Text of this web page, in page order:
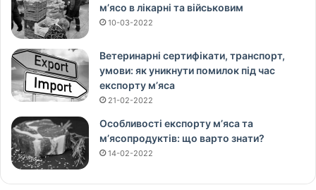
м’ясо в лікарні та військовим
10-03-2022
Ветеринарні сертифікати, транспорт,
умови: як уникнути помилок під час
експорту м’яса
21-02-2022
Особливості експорту м’яса та
м’ясопродуктів: що варто знати?
14-02-2022